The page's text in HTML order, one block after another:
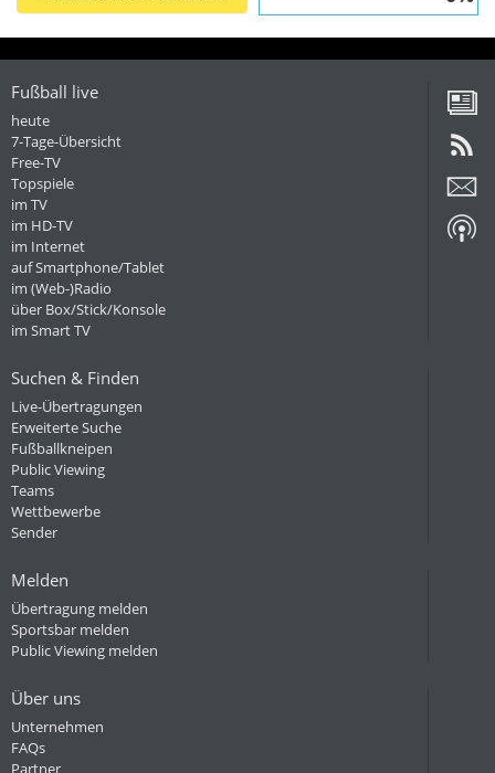
Fußball live
heute
7-Tage-Übersicht
Free-TV
Topspiele
im TV
im HD-TV
im Internet
auf Smartphone/Tablet
im (Web-)Radio
über Box/Stick/Konsole
im Smart TV
Suchen & Finden
Live-Übertragungen
Erweiterte Suche
Fußballkneipen
Public Viewing
Teams
Wettbewerbe
Sender
Melden
Übertragung melden
Sportsbar melden
Public Viewing melden
Über uns
Unternehmen
FAQs
Partner